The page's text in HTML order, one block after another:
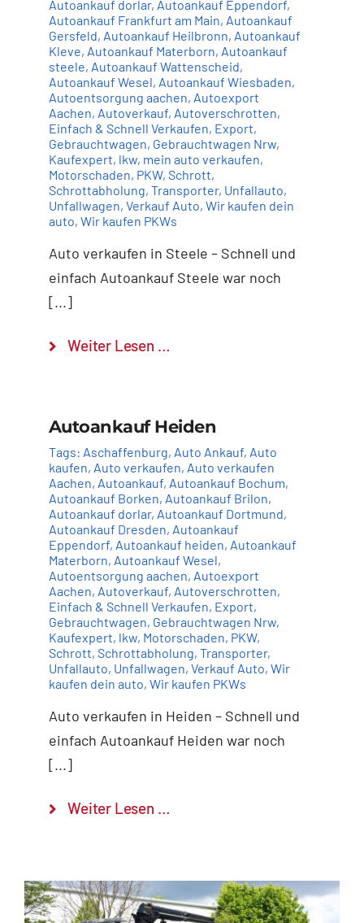
Autoankauf dorlar, Autoankauf Eppendorf,
Autoankauf Frankfurt am Main, Autoankauf
Gersfeld, Autoankauf Heilbronn, Autoankauf
Kleve, Autoankauf Materborn, Autoankauf
steele, Autoankauf Wattenscheid,
Autoankauf Wesel, Autoankauf Wiesbaden,
Autoentsorgung aachen, Autoexport
Aachen, Autoverkauf, Autoverschrotten,
Einfach & Schnell Verkaufen, Export,
Gebrauchtwagen, Gebrauchtwagen Nrw,
Kaufexpert, lkw, mein auto verkaufen,
Motorschaden, PKW, Schrott,
Schrottabholung, Transporter, Unfallauto,
Unfallwagen, Verkauf Auto, Wir kaufen dein
auto, Wir kaufen PKWs
Auto verkaufen in Steele – Schnell und
einfach Autoankauf Steele war noch
[...]
Weiter Lesen …
Autoankauf Heiden
Tags: Aschaffenburg, Auto Ankauf, Auto
kaufen, Auto verkaufen, Auto verkaufen
Aachen, Autoankauf, Autoankauf Bochum,
Autoankauf Borken, Autoankauf Brilon,
Autoankauf dorlar, Autoankauf Dortmund,
Autoankauf Dresden, Autoankauf
Eppendorf, Autoankauf heiden, Autoankauf
Materborn, Autoankauf Wesel,
Autoentsorgung aachen, Autoexport
Aachen, Autoverkauf, Autoverschrotten,
Einfach & Schnell Verkaufen, Export,
Gebrauchtwagen, Gebrauchtwagen Nrw,
Kaufexpert, lkw, Motorschaden, PKW,
Schrott, Schrottabholung, Transporter,
Unfallauto, Unfallwagen, Verkauf Auto, Wir
kaufen dein auto, Wir kaufen PKWs
Auto verkaufen in Heiden – Schnell und
einfach Autoankauf Heiden war noch
[...]
Weiter Lesen …